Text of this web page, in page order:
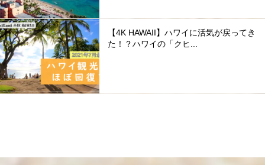
【4K HAWAII】ハワイに活気が戻ってき
た！？ハワイの「クヒ...